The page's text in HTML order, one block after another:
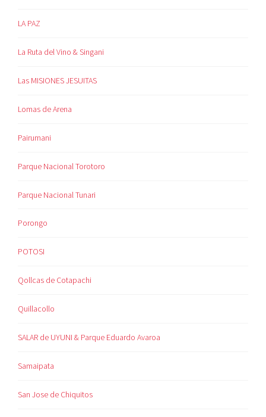
LA PAZ
La Ruta del Vino & Singani
Las MISIONES JESUITAS
Lomas de Arena
Pairumani
Parque Nacional Torotoro
Parque Nacional Tunari
Porongo
POTOSI
Qollcas de Cotapachi
Quillacollo
SALAR de UYUNI & Parque Eduardo Avaroa
Samaipata
San Jose de Chiquitos